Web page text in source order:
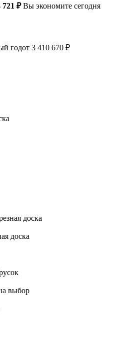
721 ₽Вы экономите сегодня
годот 3 410 670 ₽
доска
доска
выбор